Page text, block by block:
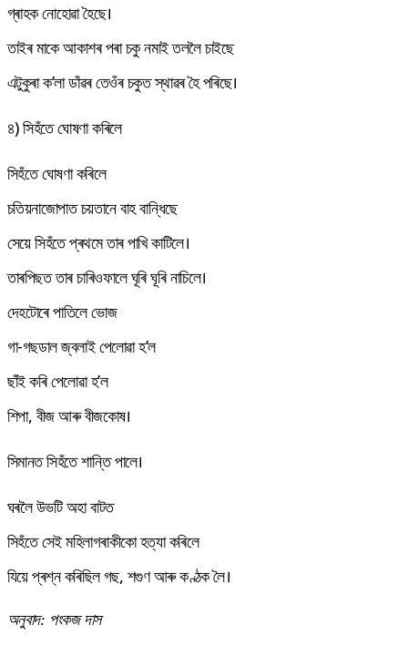
গ্ৰাহক নোহোৱা হৈছে।
তাইৰ মাকে আকাশৰ পৰা চকু নমাই তললৈ চাইছে
এটুকুৰা ক’লা ডাঁৱৰ তেওঁৰ চকুত স্থাৱৰ হৈ পৰিছে।
৪) সিহঁতে ঘোষণা কৰিলে
সিহঁতে ঘোষণা কৰিলে
চতিয়নাজোপাত চয়তানে বাহ বান্ধিছে
সেয়ে সিহঁতে প্ৰথমে তাৰ পাখি কাটিলে।
তাৰপিছত তাৰ চাৰিওফালে ঘূৰি ঘূৰি নাচিলে।
দেহটোৰে পাতিলে ভোজ
গা-গছডাল জ্বলাই পেলোৱা হ’ল
ছাঁই কৰি পেলোৱা হ’ল
শিপা, বীজ আৰু বীজকোষ।
সিমানত সিহঁতে শান্তি পালে।
ঘৰলৈ উভটি অহা বাটত
সিহঁতে সেই মহিলাগৰাকীকো হত্যা কৰিলে
যিয়ে প্ৰশ্ন কৰিছিল গছ, শগুণ আৰু কণ্ঠক লৈ।
অনুবাদ: পংকজ দাস